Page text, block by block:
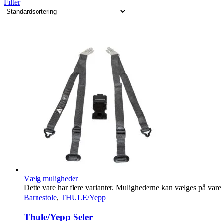
Filter
Vælg muligheder
Dette vare har flere varianter. Mulighederne kan vælges på
Barnestole, THULE/Yepp
Thule/Yepp Seler